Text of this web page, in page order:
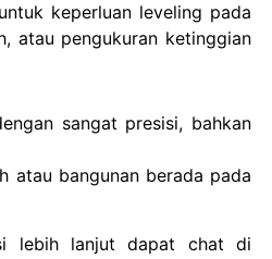
keperluan leveling pada
atau pengukuran ketinggian
sangat presisi, bahkan
atau bangunan berada pada
lebih lanjut dapat chat di